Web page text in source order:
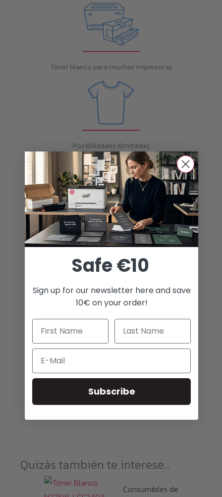
Tóner blanco para muchas impresoras
Posibilidades ilimitadas
Envíos a todo el mundo
Los mejores precios
Impresionante servicio al cliente
Quizás también te interese...
Consumibles de
Safe €10
Sign up for our newsletter here and save
10€ on your order!
Email
Subscribe